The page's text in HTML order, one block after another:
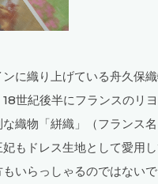
に織り上げている舟久保
世紀後半にフランスのリ
織物「絣織」（フランス
もドレス生地として愛用し
いらっしゃるのではない